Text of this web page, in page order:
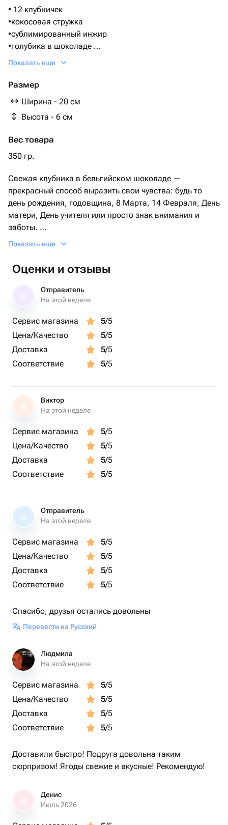
• 12 клубничек
•кокосовая стружка
•сублимированный инжир
•голубика в шоколаде
•Бельгийский шоколад Callebaut
какао тертое, ваниль)
Показать еще
Размер
Ширина - 20 см
Высота - 6 см
Вес товара
350 гр.
Свежая клубника в бельгийском шоколаде —
прекрасный способ выразить свои чувства: будь то
день рождения, годовщина, 8 Марта, 14 Февраля, День
матери, День учителя или просто знак внимания и
заботы.
инструкцией по хранению.
Коробочка с клубникой в шоколаде станет отличным
подарком для бабушки, мамы, любимой женщины,
Показать еще
Оценки и отзывы
Отправитель
На этой неделе
Сервис магазина 5/5
Цена/Качество
5/5
Доставка
5/5
Соответствие
5/5
В
Виктор
На этой неделе
Сервис магазина 5/5
Цена/Качество
5/5
Доставка
5/5
Соответствие
5/5
О
Отправитель
На этой неделе
Сервис магазина 5/5
Цена/Качество
5/5
Доставка
5/5
Соответствие
5/5
Спасибо, друзья остались довольны
Перевести на Русский
Людмила
На этой неделе
Сервис магазина 5/5
Цена/Качество
5/5
Доставка
5/5
Соответствие
5/5
Доставили быстро! Подруга довольна таким
сюрпризом! Ягоды свежие и вкусные! Рекомендую!
Денис
Июль 2026